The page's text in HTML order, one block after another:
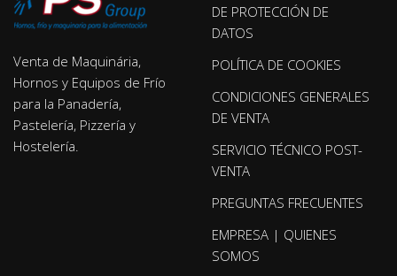
Venta de Maquinária,
Hornos y Equipos de Frío
para la Panadería,
Pastelería, Pizzería y
Hostelería.
DE PROTECCIÓN DE
DATOS
POLÍTICA DE COOKIES
CONDICIONES GENERALES
DE VENTA
SERVICIO TÉCNICO POST-
VENTA
PREGUNTAS FRECUENTES
EMPRESA | QUIENES
SOMOS